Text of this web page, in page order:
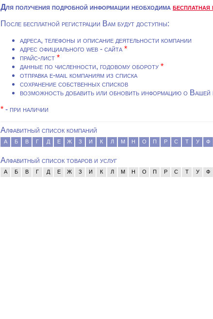
Для получения подробной информации необходима бесплатная
После бесплатной регистрации Вам будут доступны:
адреса, телефоны и описание деятельности компании
адрес официального web - сайта *
прайс-лист *
данные по численности, годовому обороту *
отправка e-mail компаниям из списка
сохранение собственных списков
возможность добавить или обновить информацию о Вашей
* - при наличии
Алфавитный список компаний
А Б В Г Д Е Ж З И К Л М Н О П Р С Т У Ф
Алфавитный список товаров и услуг
А Б В Г Д Е Ж З И К Л М Н О П Р С Т У Ф